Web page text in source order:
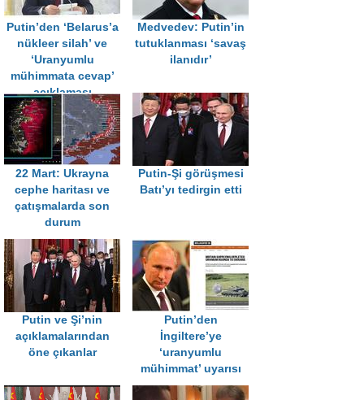
Putin’den ‘Belarus’a
nükleer silah’ ve
‘Uranyumlu
mühimmata cevap’
açıklaması
Medvedev: Putin’in
tutuklanması ‘savaş
ilanıdır’
22 Mart: Ukrayna
cephe haritası ve
çatışmalarda son
durum
Putin-Şi görüşmesi
Batı’yı tedirgin etti
Putin ve Şi’nin
açıklamalarından
öne çıkanlar
Putin’den
İngiltere’ye
‘uranyumlu
mühimmat’ uyarısı